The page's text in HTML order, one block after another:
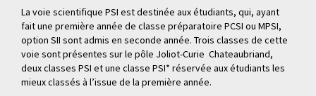
La voie scientifique PSI est destinée aux étudiants, qui, ayant
fait une première année de classe préparatoire PCSI ou MPSI,
option SII sont admis en seconde année. Trois classes de cette
voie sont présentes sur le pôle Joliot-Curie Chateaubriand,
deux classes PSI et une classe PSI* réservée aux étudiants les
mieux classés à l’issue de la première année.